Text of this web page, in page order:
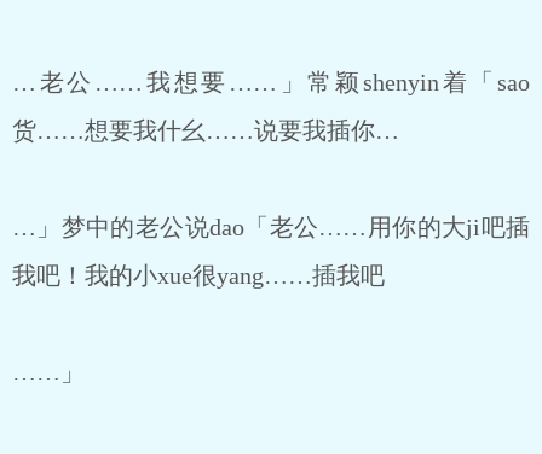
…老公……我想要……」常颖shenyin着「sao
货……想要我什幺……说要我插你…
…」梦中的老公说dao「老公……用你的大ji吧插
我吧！我的小xue很yang……插我吧
……」